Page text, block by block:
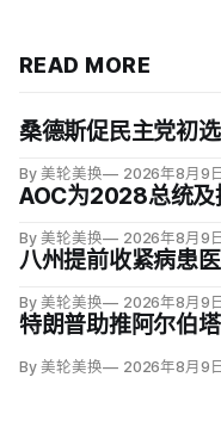
READ MORE
桑德斯促民主党初
By 美轮美换 2026年8月9
AOC为2028总统及
By 美轮美换 2026年8月9
八州提前收紧病患
By 美轮美换 2026年8月9
特朗普助推阿尔伯
By 美轮美换 2026年8月9